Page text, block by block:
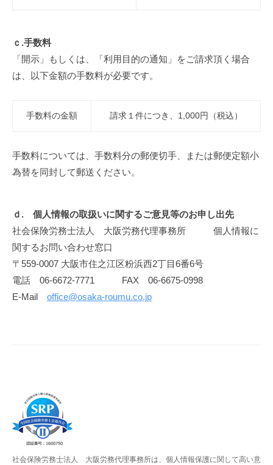
ｃ.手数料
「開示」もしくは、「利用目的の通知」をご請求頂く場合
は、以下金額の手数料が必要です。
手数料の金額 請求１件につき、1,000円（税込）
手数料については、手数料分の郵便切手、または郵便定額小
為替を同封して郵送ください。
ｄ. 個人情報の取扱いに関するご意見等のお申し出先
社会保険労務士法人 大阪労務代理事務所 個人情報に
関するお問い合わせ窓口
〒559-0007 大阪市住之江区粉浜西2丁目6番6号
電話 06-6672-7771 FAX 06-6675-0998
E-Mail office@osaka-roumu.co.jp
社会保険労務士法人 大阪労務代理事務所は、個人情報保護に関して高い意